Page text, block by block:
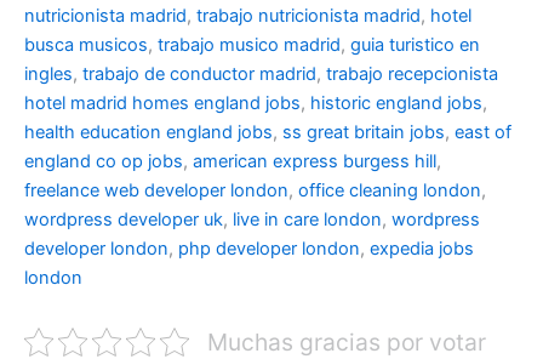
nutricionista madrid, trabajo nutricionista madrid, hotel
busca musicos, trabajo musico madrid, guia turistico en
ingles, trabajo de conductor madrid, trabajo recepcionista
hotel madrid homes england jobs, historic england jobs,
health education england jobs, ss great britain jobs, east of
england co op jobs, american express burgess hill,
freelance web developer london, office cleaning london,
wordpress developer uk, live in care london, wordpress
developer london, php developer london, expedia jobs
london
Muchas gracias por votar